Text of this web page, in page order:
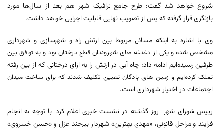
شروع خواهد شد گفت: طرح جامع ترافیک شهر هم بعد از سال‌ها مورد
بازنگری قرار گرفته که پس از تصویب نهایی قابلیت اجرایی خواهد داشت.
وی با اشاره به اینکه مسائل مربوط بین ارتش راه و شهرسازی و شهرداری
مشخص شده و یکی از دغدغه های شهروندان قطع درختان بود و به توافق بین
طرفین رسیده‌ایم ادامه داد: چاه آبی در ارتش را به ازای درختانی که از بین رفته
تملک کرده‌ایم و زمین های پادگان تعیین تکلیف شدند که برای ساخت میدان
اجتماعات در اختیار شهرداری است.
رییس شورای شهر روز گذشته در نشست خبری اعلام کرد: با توجه به انجام
فرایند و مراحل قانونی، «مهدی بهترین» شهردار بیرجند عزل و «حسن خسروی»